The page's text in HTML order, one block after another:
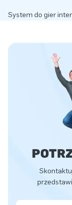
System do gier